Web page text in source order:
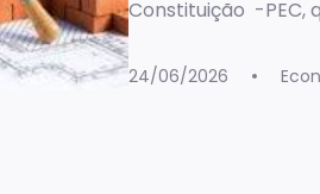
um fator decisivo
Constituição -PEC,
pode deflagrar um
24/06/2026